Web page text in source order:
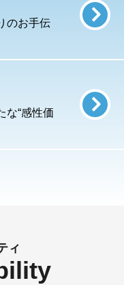
のお手伝
な“感性価
ィ